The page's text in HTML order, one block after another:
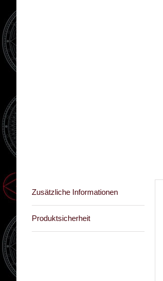
Zusätzliche Informationen
Produktsicherheit